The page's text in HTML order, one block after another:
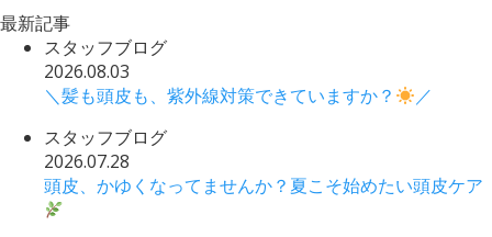
最新記事
スタッフブログ
2026.08.03
＼髪も頭皮も、紫外線対策できていますか？
／
スタッフブログ
2026.07.28
頭皮、かゆくなってませんか？夏こそ始めたい頭皮ケア